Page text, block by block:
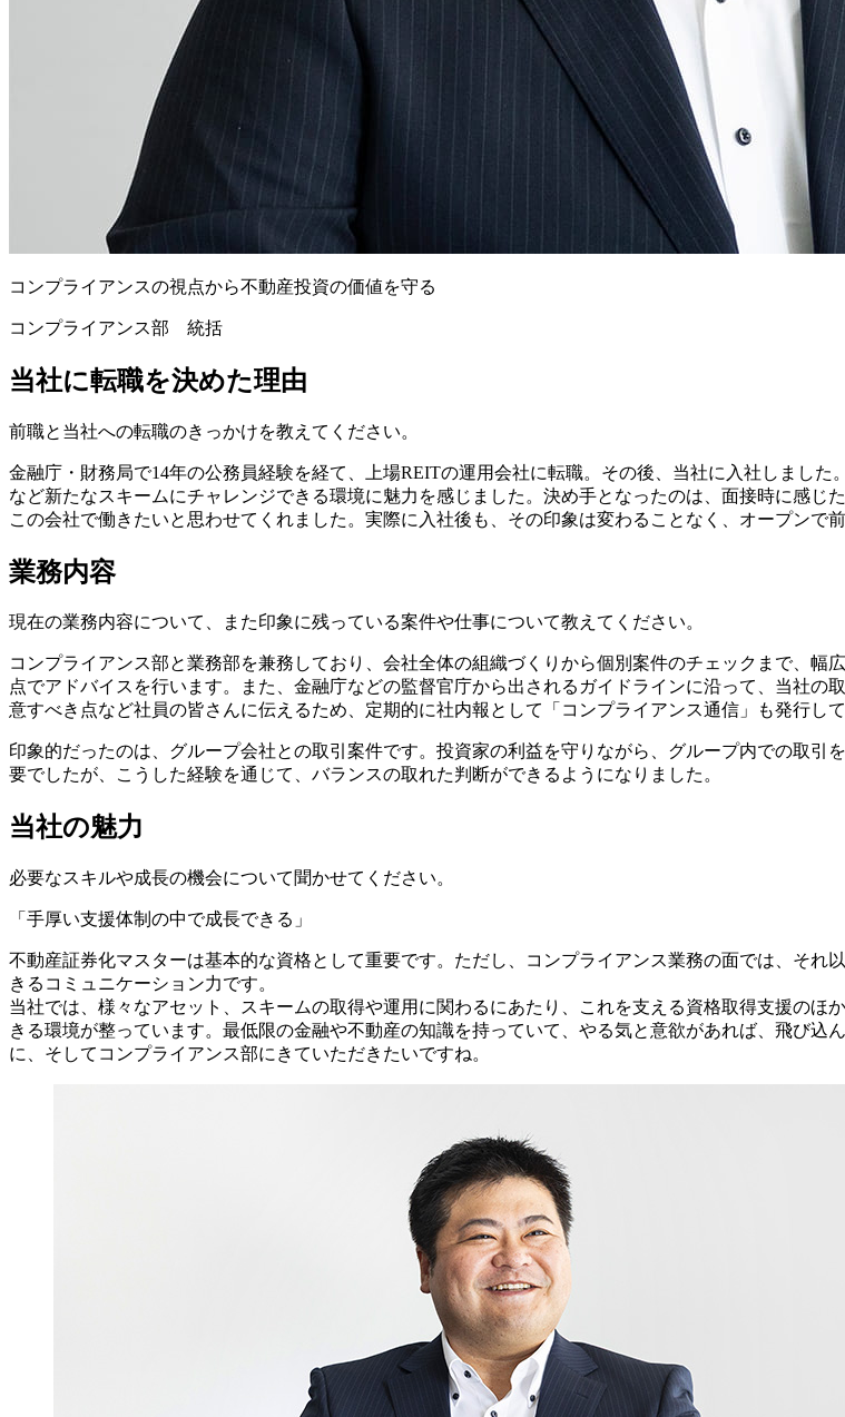
コンプライアンスの視点から不動産投資の価値を守る
コンプライアンス部 統括
当社に転職を決めた理由
前職と当社への転職のきっかけを教えてください。
金融庁・財務局で14年の公務員経験を経て、上場REITの運用会社に転職。その後、当社に入社しまし
など新たなスキームにチャレンジできる環境に魅力を感じました。決め手となったのは、面接時に感じ
この会社で働きたいと思わせてくれました。実際に入社後も、その印象は変わることなく、オープンで
業務内容
現在の業務内容について、また印象に残っている案件や仕事について教えてください。
コンプライアンス部と業務部を兼務しており、会社全体の組織づくりから個別案件のチェックまで、
点でアドバイスを行います。また、金融庁などの監督官庁から出されるガイドラインに沿って、当社
意すべき点など社員の皆さんに伝えるため、定期的に社内報として「コンプライアンス通信」も発行して
印象的だったのは、グループ会社との取引案件です。投資家の利益を守りながら、グループ内での取
要でしたが、こうした経験を通じて、バランスの取れた判断ができるようになりました。
当社の魅力
必要なスキルや成長の機会について聞かせてください。
「手厚い支援体制の中で成長できる」
不動産証券化マスターは基本的な資格として重要です。ただし、コンプライアンス業務の面では、そ
きるコミュニケーション力です。
当社では、様々なアセット、スキームの取得や運用に関わるにあたり、これを支える資格取得支援の
きる環境が整っています。最低限の金融や不動産の知識を持っていて、やる気と意欲があれば、飛び
に、そしてコンプライアンス部にきていただきたいですね。